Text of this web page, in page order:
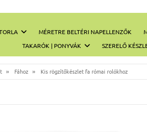
MÉRETRE BELTÉRI NAPELLENZŐK
TAKARÓK | PONYVÁK
SZERELŐ
» Fához » Kis rögzítőkészlet fa római rolókhoz